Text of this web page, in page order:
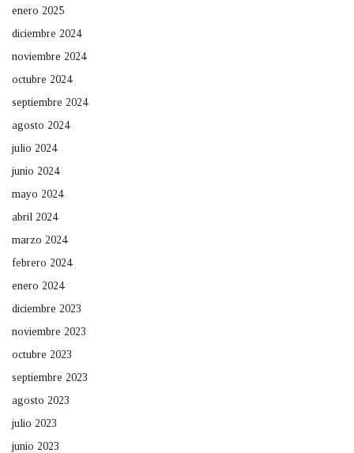
enero 2025
diciembre 2024
noviembre 2024
octubre 2024
septiembre 2024
agosto 2024
julio 2024
junio 2024
mayo 2024
abril 2024
marzo 2024
febrero 2024
enero 2024
diciembre 2023
noviembre 2023
octubre 2023
septiembre 2023
agosto 2023
julio 2023
junio 2023